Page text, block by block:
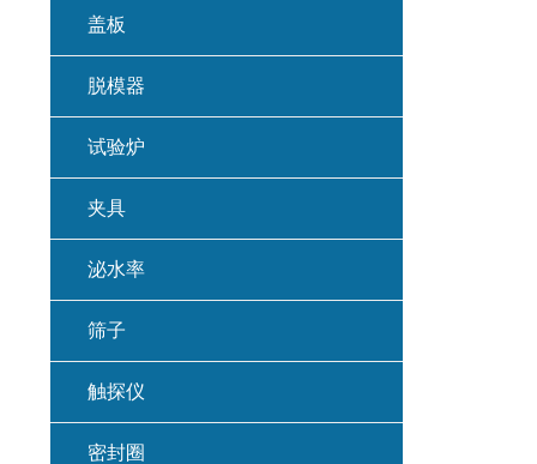
盖板
脱模器
试验炉
夹具
泌水率
筛子
触探仪
密封圈